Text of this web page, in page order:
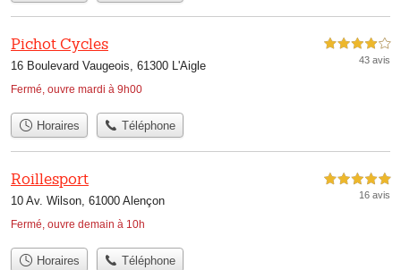
Pichot Cycles
16 Boulevard Vaugeois, 61300 L'Aigle
Fermé, ouvre mardi à 9h00
4,0 étoiles sur 5
43 avis
Horaires Téléphone
Roillesport
10 Av. Wilson, 61000 Alençon
Fermé, ouvre demain à 10h
5,0 étoiles sur 5
16 avis
Horaires Téléphone